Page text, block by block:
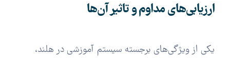
ارزیابی‌های مداوم و تاثیر آن‌ها
یکی از ویژگی‌های برجسته سیستم آموزشی در هلند،